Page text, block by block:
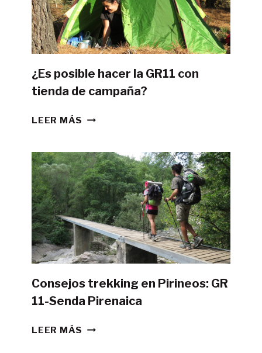
¿Es posible hacer la GR11 con
tienda de campaña?
LEER MÁS ¿ES
LA
GR11
CON
TIENDA
DE
CAMPAÑA?
Consejos trekking en Pirineos: GR
11-Senda Pirenaica
LEER MÁS CONSEJOS